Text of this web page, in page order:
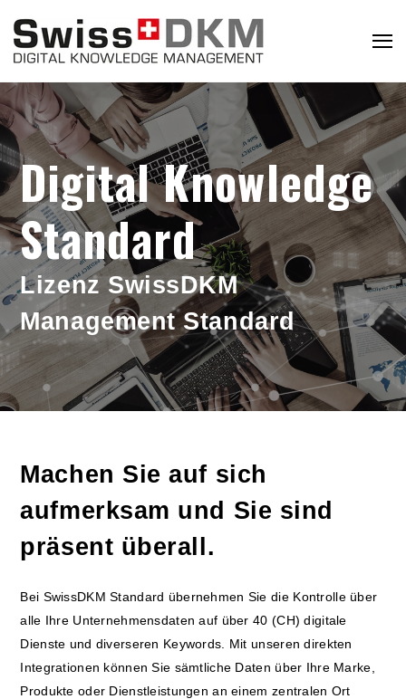
Digital Knowledge
Standard
Lizenz SwissDKM
Management Standard
Machen Sie auf sich
aufmerksam und Sie sind
präsent überall.
Bei SwissDKM Standard übernehmen Sie die Kontrolle über
alle Ihre Unternehmensdaten auf über 40 (CH) digitale
Dienste und diverseren Keywords. Mit unseren direkten
Integrationen können Sie sämtliche Daten über Ihre Marke,
Produkte oder Dienstleistungen an einem zentralen Ort